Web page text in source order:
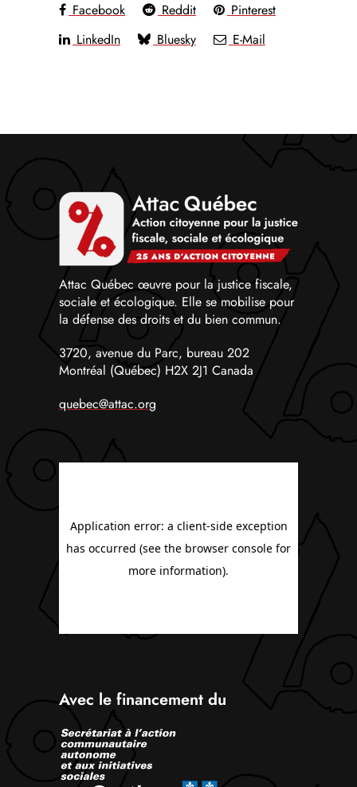
Facebook Reddit
Pinterest
LinkedIn
Bluesky E-Mail
Attac Québec œuvre pour la justice fiscale,
sociale et écologique. Elle se mobilise pour
la défense des droits et du bien commun.
3720, avenue du Parc, bureau 202
Montréal (Québec) H2X 2J1 Canada
quebec@attac.org
Avec le financement du